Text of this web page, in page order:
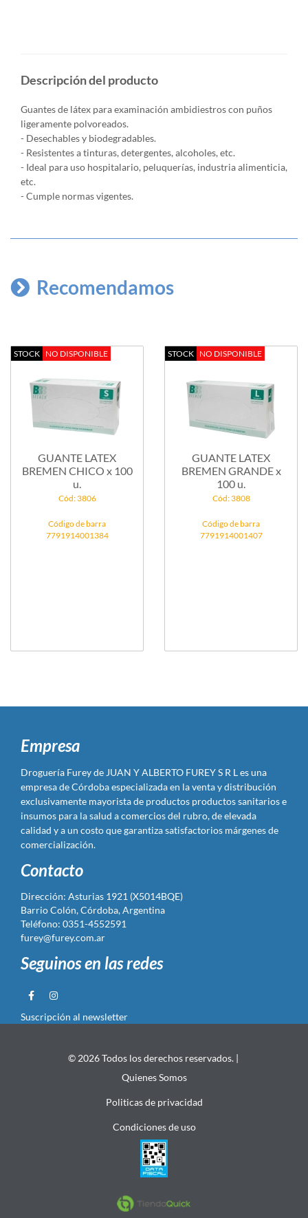
Descripción del producto
Guantes de látex para examinación ambidiestros con puños
ligeramente polvoreados.
- Desechables y biodegradables.
- Resistentes a tinturas, detergentes, alcoholes, etc.
- Ideal para uso hospitalario, peluquerías, industria alimenticia,
etc.
- Cumple normas vigentes.
Recomendamos
STOCK NO DISPONIBLE
GUANTE LATEX
BREMEN CHICO x 100
u.
Cód: 3806
Código de barra
7791914001384
STOCK NO DISPONIBLE
GUANTE LATEX
BREMEN GRANDE x
100 u.
Cód: 3808
Código de barra
7791914001407
Empresa
Droguería Furey de JUAN Y ALBERTO FUREY S R L es una
empresa de Córdoba especializada en la venta y distribución
exclusivamente mayorista de productos productos sanitarios e
insumos para la salud a comercios del rubro, de elevada
calidad y a un costo que garantiza satisfactorios márgenes de
comercialización.
Contacto
Dirección: Asturias 1921 (X5014BQE)
Barrio Colón, Córdoba, Argentina
Teléfono: 0351-4552591
furey@furey.com.ar
Seguinos en las redes
Suscripción al newsletter
© 2026 Todos los derechos reservados. |
Quienes Somos
Politicas de privacidad
Condiciones de uso